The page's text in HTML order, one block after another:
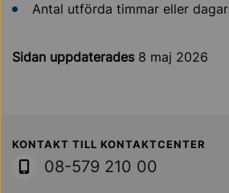
Antal utförda timmar eller dagar
Sidan uppdaterades 8 maj 2026
Sollentuna Kommun
KONTAKT TILL KONTAKTCENTER
08-579 210 00